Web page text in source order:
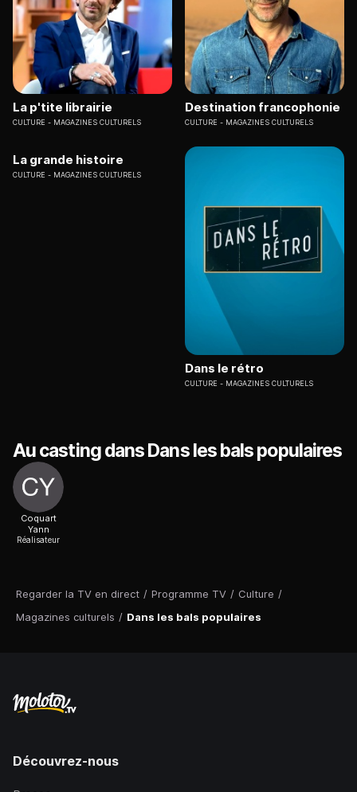
Regarder la TV en direct / Programme TV / Culture /
Magazines culturels / Dans les bals populaires
La p'tite librairie
CULTURE MAGAZINES CULTURELS
Destination francophonie
CULTURE MAGAZINES CULTURELS
La grande histoire
CULTURE MAGAZINES CULTURELS
Dans le rétro
CULTURE MAGAZINES CULTURELS
Au casting dans Dans les bals populaires
Coquart
Yann
Réalisateur
Découvrez-nous